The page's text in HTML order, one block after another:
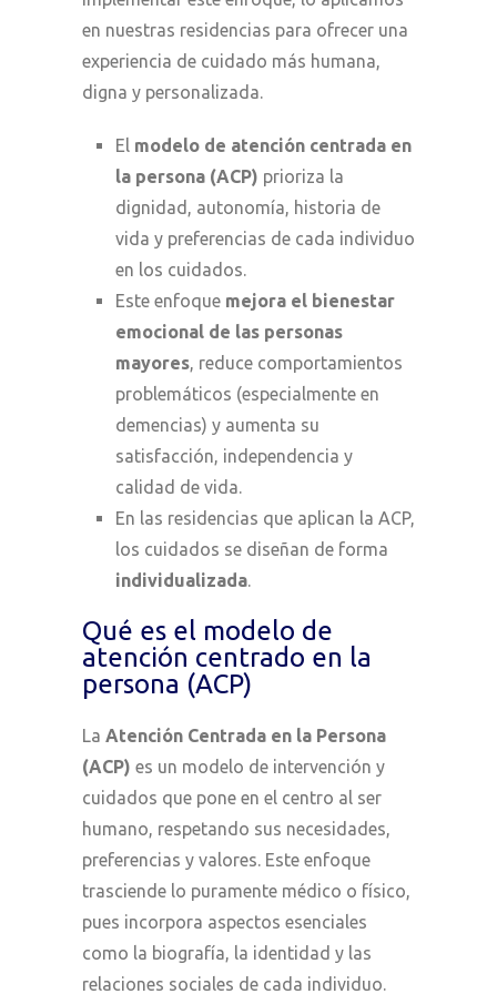
en nuestras residencias para ofrecer una
experiencia de cuidado más humana,
digna y personalizada.
El modelo de atención centrada en
la persona (ACP) prioriza la
dignidad, autonomía, historia de
vida y preferencias de cada individuo
en los cuidados.
Este enfoque mejora el bienestar
emocional de las personas
mayores, reduce comportamientos
problemáticos (especialmente en
demencias) y aumenta su
satisfacción, independencia y
calidad de vida.
En las residencias que aplican la ACP,
los cuidados se diseñan de forma
individualizada.
Qué es el modelo de
atención centrado en la
persona (ACP)
La Atención Centrada en la Persona
(ACP) es un modelo de intervención y
cuidados que pone en el centro al ser
humano, respetando sus necesidades,
preferencias y valores. Este enfoque
trasciende lo puramente médico o físico,
pues incorpora aspectos esenciales
como la biografía, la identidad y las
relaciones sociales de cada individuo.